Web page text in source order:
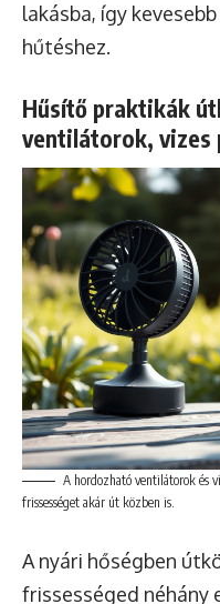
lakásba, így
hűtéshez.
Hűsítő praktikák
ventilátorok, vizes
A hordozható ventilátorok és
frissességet akár út közben is.
A nyári hőségben
frissességed néhány